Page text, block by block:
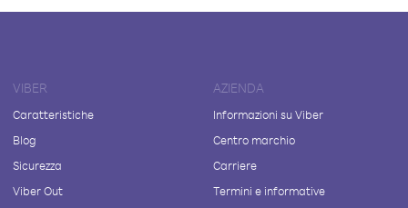
VIBER
Caratteristiche
Blog
Sicurezza
Viber Out
AZIENDA
Informazioni su Viber
Centro marchio
Carriere
Termini e informative